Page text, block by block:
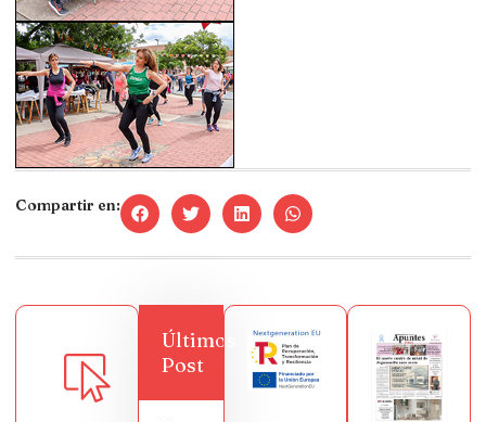
Compartir en:
Últimos
Post